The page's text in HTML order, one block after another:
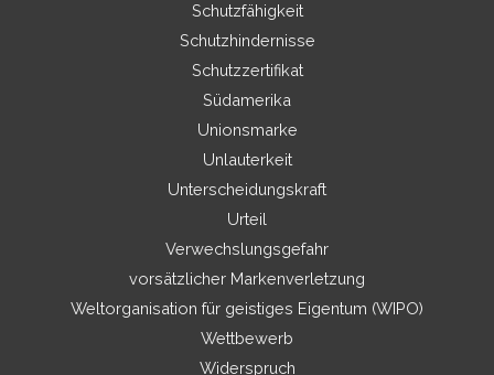
Schutzfähigkeit
Schutzhindernisse
Schutzzertifikat
Südamerika
Unionsmarke
Unlauterkeit
Unterscheidungskraft
Urteil
Verwechslungsgefahr
vorsätzlicher Markenverletzung
Weltorganisation für geistiges Eigentum (WIPO)
Wettbewerb
Widerspruch